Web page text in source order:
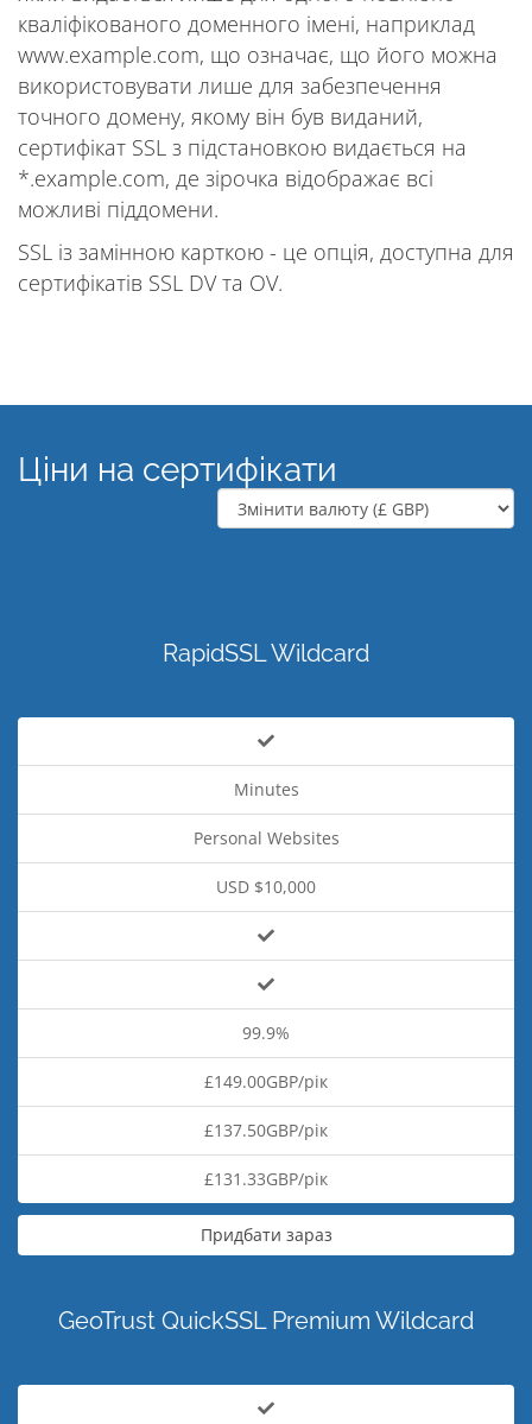
кваліфікованого доменного імені, наприклад
www.example.com, що означає, що його можна
використовувати лише для забезпечення
точного домену, якому він був виданий,
сертифікат SSL з підстановкою видається на
*.example.com, де зірочка відображає всі
можливі піддомени.
SSL із замінною карткою - це опція, доступна для
сертифікатів SSL DV та OV.
Ціни на сертифікати
RapidSSL Wildcard
Minutes
Personal Websites
USD $10,000
99.9%
£149.00GBP/рік
£137.50GBP/рік
£131.33GBP/рік
Придбати зараз
GeoTrust QuickSSL Premium Wildcard